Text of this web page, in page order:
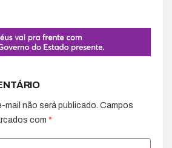
mail não será publicado. Campos
com *